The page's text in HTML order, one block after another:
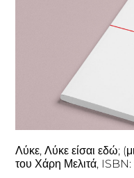
Λύκε, Λύκε είσαι εδώ;
του Χάρη Μελιτά,